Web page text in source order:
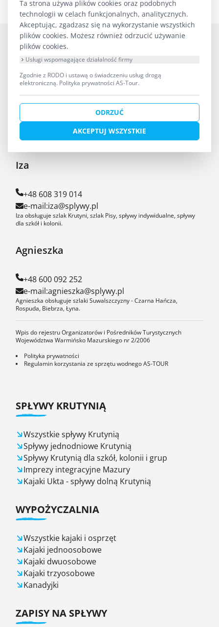
AS-TOUR Biuro Turystyki Kajakowej
Krutyń 4 11-710 Piecki
Iza
+48 608 319 014
e-mail:iza@splywy.pl
Iza obsługuje szlak Krutyni, szlak Pisy, spływy indywidualne, spływy
dla szkół i kolonii.
Agnieszka
+48 600 092 252
e-mail:agnieszka@splywy.pl
Agnieszka obsługuje szlaki Suwalszczyzny - Czarna Hańcza,
Rospuda, Biebrza, Łyna.
Wpis do rejestru Organizatorów i Pośredników Turystycznych
Województwa Warmińsko Mazurskiego nr 2/2006
Polityka prywatności
Regulamin korzystania ze sprzętu wodnego AS-TOUR
SPŁYWY KRUTYNIĄ
Wszystkie spływy Krutynią
Spływy jednodniowe Krutynią
Spływy Krutynią dla szkół, kolonii i grup
Imprezy integracyjne Mazury
Kajaki Ukta - spływy dolną Krutynią
WYPOŻYCZALNIA
Wszystkie kajaki i osprzęt
Kajaki jednoosobowe
Kajaki dwuosobowe
Kajaki trzyosobowe
Kanadyjki
ZAPISY NA SPŁYWY
Ta strona używa plików cookies oraz podobnych
technologii w celach funkcjonalnych, analitycznych.
Akceptując, zgadzasz się na wykorzystanie wszystkich
plików cookies. Możesz również odrzucić używanie
plików cookies.
Usługi wspomagające działalność firmy
Zgodnie z RODO i ustawą o świadczeniu usług drogą
elektroniczną. Polityka prywatności AS-Tour.
ODRZUĆ
AKCEPTUJ WSZYSTKIE